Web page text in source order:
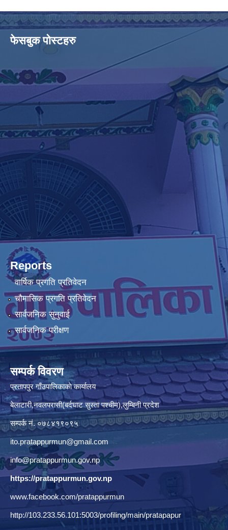
फेसबुक पोस्टहरु
Reports
वार्षिक प्रगति प्रतिवेदन
चौमासिक प्रगति प्रतिवेदन
सार्वजनिक सुनुवाई
सार्वजनिक परीक्षण
सम्पर्क विवरण
प्रतापपुर गाँउपालिकाकाे कार्यालय
बेलाटारी,नवलपरासी(बर्दघाट सुस्ता पश्चीम),लुम्बिनी प्रदेश
सम्पर्क नं. ०७८४१९०९५
ito.pratappurmun@gmail.com
info@pratappurmun.gov.np
https://pratappurmun.gov.np
www.facebook.com/pratappurmun
http://103.233.56.101:5003/profiling/main/pratapapur